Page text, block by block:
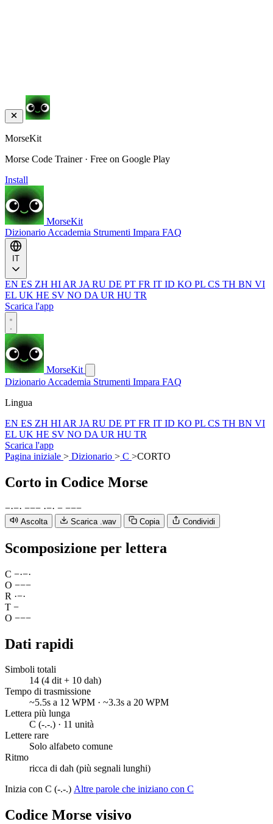
MorseKit
Morse Code Trainer · Free on Google Play
Install
MorseKit
Dizionario Accademia Strumenti Impara FAQ
EN ES ZH HI AR JA RU DE PT FR IT ID KO PL CS TH BN VI
EL UK HE SV NO DA UR HU TR
Scarica l'app
MorseKit
Dizionario Accademia Strumenti Impara FAQ
Lingua
EN ES ZH HI AR JA RU DE PT FR IT ID KO PL CS TH BN VI
EL UK HE SV NO DA UR HU TR
Scarica l'app
Pagina iniziale > Dizionario > C >CORTO
Corto in Codice Morse
−·−· −−− ·−· − −−−
Ascolta Scarica .wav Copia Condividi
Scomposizione per lettera
C −·−·
O −−−
R ·−·
T −
O −−−
Dati rapidi
Simboli totali
14 (4 dit + 10 dah)
Tempo di trasmissione
~5.5s a 12 WPM · ~3.3s a 20 WPM
Lettera più lunga
C (-.-.) · 11 unità
Lettere rare
Solo alfabeto comune
Ritmo
ricca di dah (più segnali lunghi)
Inizia con C (-.-.) Altre parole che iniziano con C
Codice Morse visivo